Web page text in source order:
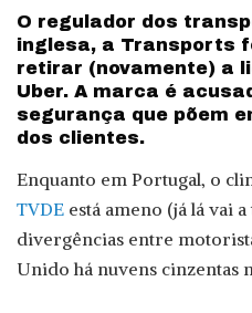
O regulador dos
inglesa, a Transports
retirar (novamente) a
Uber. A marca é
segurança que põem
dos clientes.
Enquanto em Portugal, o
TVDE está ameno (já lá vai
divergências entre
Unido há nuvens cinzentas